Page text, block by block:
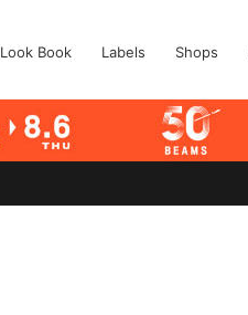
Look Book Labels Shops